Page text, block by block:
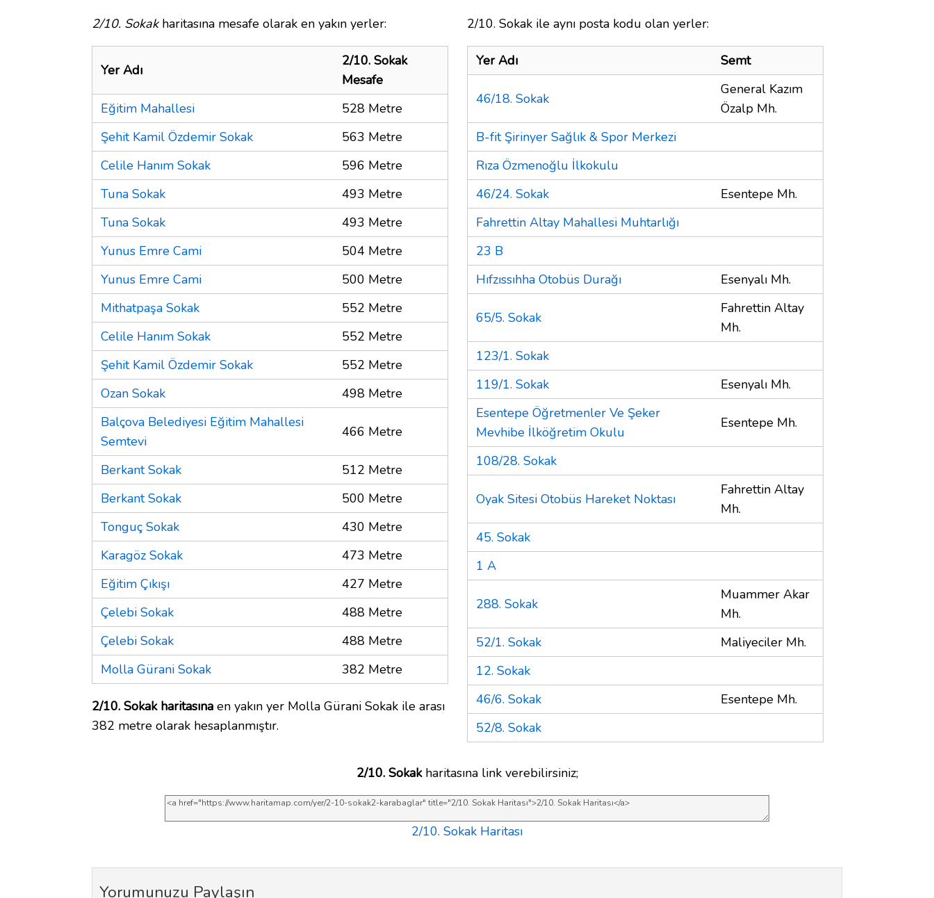
2/10. Sokakharitasına mesafe olarak en yakın yerler:
Yer Adı
2/10. Sokak
Mesafe
Eğitim Mahallesi
528 Metre
Şehit Kamil Özdemir Sokak
563 Metre
Celile Hanım Sokak
596 Metre
Tuna Sokak
493 Metre
Tuna Sokak
493 Metre
Yunus Emre Cami
504 Metre
Yunus Emre Cami
500 Metre
Mithatpaşa Sokak
552 Metre
Celile Hanım Sokak
552 Metre
Şehit Kamil Özdemir Sokak
552 Metre
Ozan Sokak
498 Metre
Balçova Belediyesi Eğitim Mahallesi
Semtevi
466 Metre
Berkant Sokak
512 Metre
Berkant Sokak
500 Metre
Tonguç Sokak
430 Metre
Karagöz Sokak
473 Metre
Eğitim Çıkışı
427 Metre
Çelebi Sokak
488 Metre
Çelebi Sokak
488 Metre
Molla Gürani Sokak
382 Metre
2/10. Sokak haritasına en yakın yer Molla Gürani Sokak ile arası
382 metre olarak hesaplanmıştır.
2/10. Sokak ile aynı posta kodu olan yerler:
Yer Adı Semt
46/18. Sokak
General Kazım
Özalp Mh.
B-fit Şirinyer Sağlık & Spor Merkezi
Rıza Özmenoğlu İlkokulu
46/24. Sokak
Esentepe Mh.
Fahrettin Altay Mahallesi Muhtarlığı
23 B
Hıfzıssıhha Otobüs Durağı
Esenyalı Mh.
65/5. Sokak
Fahrettin Altay
Mh.
123/1. Sokak
119/1. Sokak
Esenyalı Mh.
Esentepe Öğretmenler Ve Şeker
Mevhibe İlköğretim Okulu
Esentepe Mh.
108/28. Sokak
Oyak Sitesi Otobüs Hareket Noktası
Fahrettin Altay
Mh.
45. Sokak
1 A
288. Sokak
Muammer Akar
Mh.
52/1. Sokak
Maliyeciler Mh.
12. Sokak
46/6. Sokak
Esentepe Mh.
52/8. Sokak
2/10. Sokakharitasına link verebilirsiniz;
2/10. Sokak Haritası
Yorumunuzu Paylaşın